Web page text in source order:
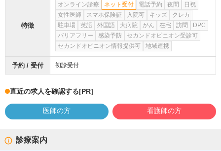
特徴
オンライン診療 ネット受付 電話予約 夜間
日祝
女性医師
スマホ保険証 入院可 キッズ
クレカ
駐車場
英語 外国語 大病院 がん 在宅 訪問
DPC
バリアフリー
感染予防
セカンドオピニオン受診可
セカンドオピニオン情報提供可
地域連携
予約 / 受付 初診受付
直近の求人を確認する[PR]
医師の方 看護師の方
診療案内